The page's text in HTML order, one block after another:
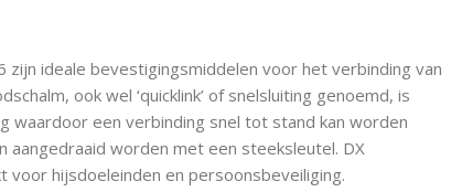
zijn ideale bevestigingsmiddelen voor het verbinding van
ook wel ‘quicklink’ of snelsluiting genoemd, is
waardoor een verbinding snel tot stand kan worden
aangedraaid worden met een steeksleutel. DX
voor hijsdoeleinden en persoonsbeveiliging.